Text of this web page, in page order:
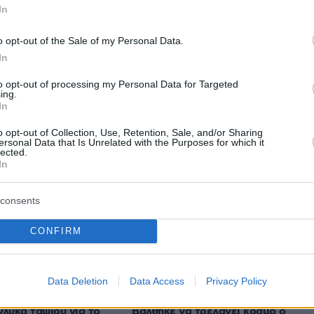
opt-out of the Sale of my Personal Data.
opt-out of processing my Personal Data for Targeted
opt-out of Collection, Use, Retention, Sale, and/or Sharing
Data that Is Unrelated with the Purposes for which it
CONFIRM
Data Deletion Data Access Privacy Policy
στοProtothema.gr
Βούτσιτς στο
ασφάλεια και
Μπορεί ο σκύλος μας να πιει κρύο
νερό; Τι πρέπει να προσέξουμε με